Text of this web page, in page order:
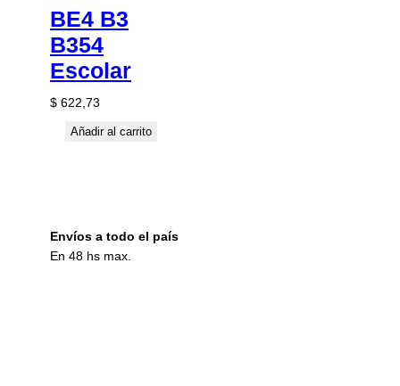
BE4 B3
B354
Escolar
$ 622,73
Añadir al carrito
Envíos a todo el país
En 48 hs max.